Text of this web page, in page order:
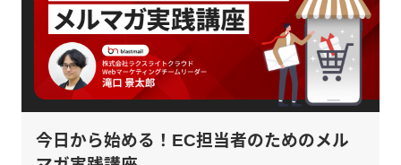
今日から始める！EC担当者のためのメル